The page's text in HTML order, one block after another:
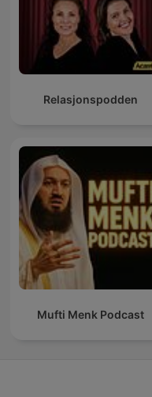
Relasjonspodden
Mufti Menk Podcast